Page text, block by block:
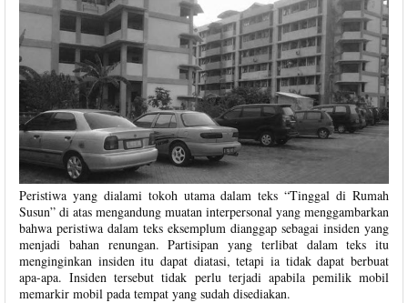
Peristiwa yang dialami tokoh utama dalam teks “Tinggal di Rumah
Susun” di atas mengandung muatan interpersonal yang menggambarkan
bahwa peristiwa dalam teks eksemplum dianggap sebagai insiden yang
menjadi bahan renungan. Partisipan yang terlibat dalam teks itu
menginginkan insiden itu dapat diatasi, tetapi ia tidak dapat berbuat
apa-apa. Insiden tersebut tidak perlu terjadi apabila pemilik mobil
memarkir mobil pada tempat yang sudah disediakan.